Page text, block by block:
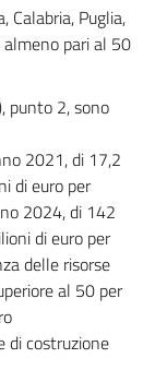
Calabria, Puglia,
pari al 50
punto 2, sono
2021, di 17,2
di euro per
2024, di 142
di euro per
delle risorse
al 50 per
di costruzione